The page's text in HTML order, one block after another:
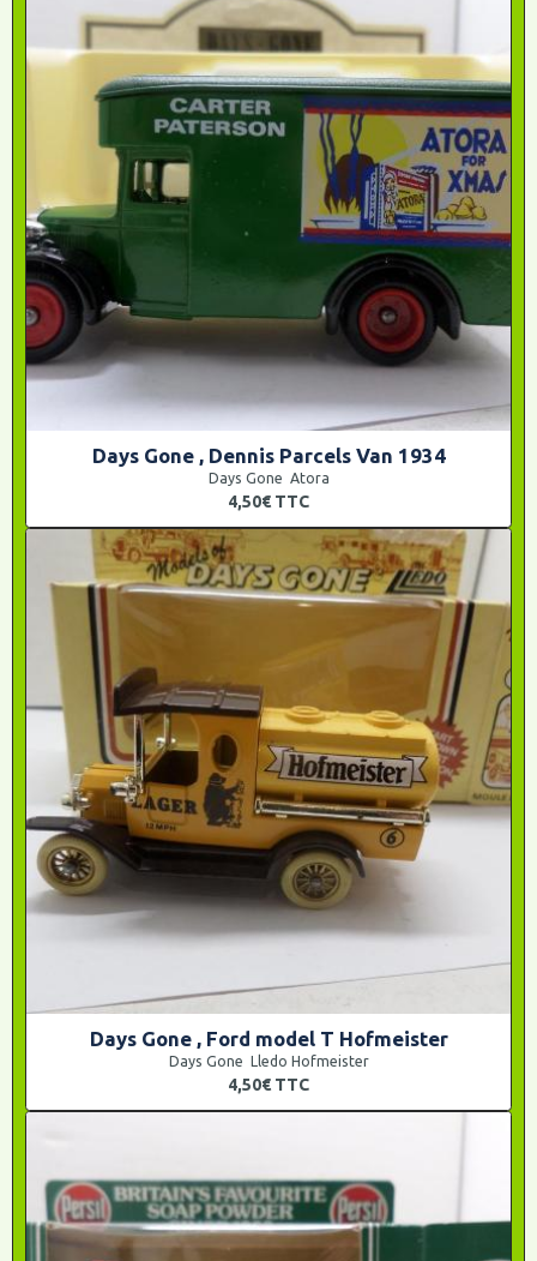
Days Gone , Dennis Parcels Van 1934
Days Gone Atora
4,50€ TTC
Days Gone , Ford model T Hofmeister
Days Gone Lledo Hofmeister
4,50€ TTC